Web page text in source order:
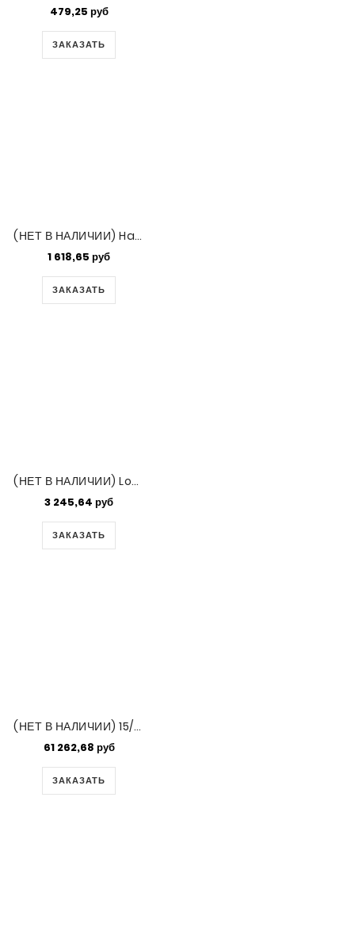
479,25 руб
ЗАКАЗАТЬ
(НЕТ В НАЛИЧИИ) Half Tila Beads Palladium Plated
1 618,65 руб
ЗАКАЗАТЬ
(НЕТ В НАЛИЧИИ) Long Magatama 4x7mm Matte Tr Crystal Ab-100gm (131FR)
3 245,64 руб
ЗАКАЗАТЬ
(НЕТ В НАЛИЧИИ) 15/0 Delica Gold 24k Plt -50 Gm Bg (DBS0031)
61 262,68 руб
ЗАКАЗАТЬ